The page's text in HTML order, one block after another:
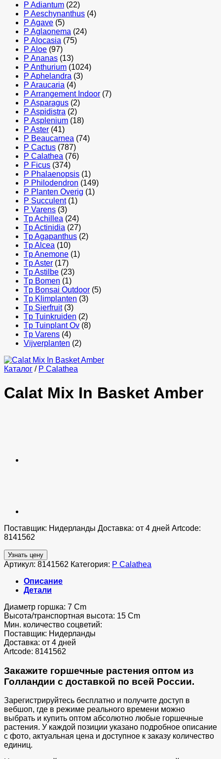
P Adiantum (22)
P Aeschynanthus (4)
P Agave (5)
P Aglaonema (24)
P Alocasia (75)
P Aloe (97)
P Ananas (13)
P Anthurium (1024)
P Aphelandra (3)
P Araucaria (4)
P Arrangement Indoor (7)
P Asparagus (2)
P Aspidistra (2)
P Asplenium (18)
P Aster (41)
P Beaucarnea (74)
P Cactus (787)
P Calathea (76)
P Ficus (374)
P Phalaenopsis (1)
P Philodendron (149)
P Planten Overig (1)
P Succulent (1)
P Varens (3)
Tp Achillea (24)
Tp Actinidia (27)
Tp Agapanthus (2)
Tp Alcea (10)
Tp Anemone (1)
Tp Aster (17)
Tp Astilbe (23)
Tp Bomen (1)
Tp Bonsai Outdoor (5)
Tp Klimplanten (3)
Tp Sierfruit (3)
Tp Tuinkruiden (2)
Tp Tuinplant Ov (8)
Tp Varens (4)
Vijverplanten (2)
Каталог / P Calathea
Calat Mix In Basket Amber
Поставщик: Нидерланды Доставка: от 4 дней Artcode:
8141562
Узнать цену
Артикул: 8141562 Категория: P Calathea
Описание
Детали
Диаметр горшка: 7 Cm
Высота/транспортная высота: 15 Cm
Мин. количество соцветий:
Поставщик: Нидерланды
Доставка: от 4 дней
Artcode: 8141562
Закажите горшечные растения оптом из
Голландии с доставкой по всей России.
Зарегистрируйтесь бесплатно и получите доступ в
вебшоп, где в режиме реального времени можно
выбрать и купить оптом абсолютно любые горшечные
растения. У каждой позиции указано подробное описание
с фото, актуальная цена и доступное к заказу количество
единиц.